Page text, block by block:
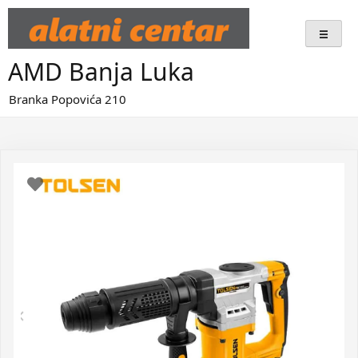
Skip
content
AMD Banja Luka
Branka Popovića 210